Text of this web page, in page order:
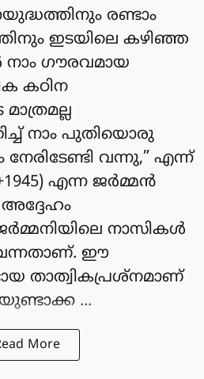
രണ്ടാം
ഇടയിലെ കഴിഞ്ഞ
ഗൗരവമായ
കഠിന
നാം പുതിയൊരു
വന്നു,” എന്ന്
എന്ന ജർമ്മൻ
നാസികൾ
ഈ
താത്വികപ്രശ്നമാണ്
...
More